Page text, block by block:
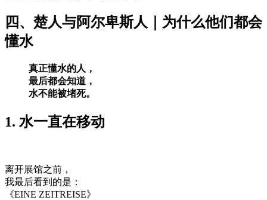
四、楚人与阿尔卑斯人｜为什么他们都会
懂水
真正懂水的人，
最后都会知道，
水不能被堵死。
1. 水一直在移动
离开展馆之前，
我最后看到的是：
《EINE ZEITREISE》